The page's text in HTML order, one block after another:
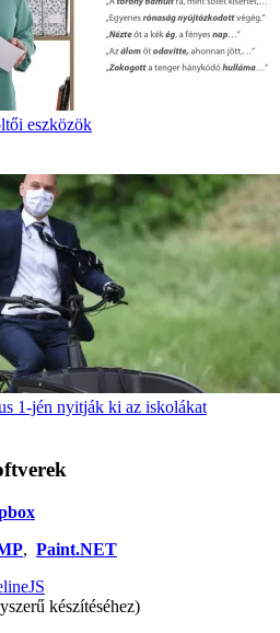
eszközök
1-jén nyitják ki az iskolákat
, Paint.NET
készítéséhez)